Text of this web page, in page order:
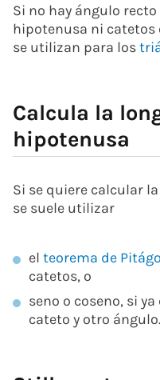
Si no hay ángulo
hipotenusa ni catetos
se utilizan para los
Calcula la
hipotenusa
Si se quiere calcular
se suele utilizar
el teorema de
catetos, o
seno o coseno, si
cateto y otro ángulo.